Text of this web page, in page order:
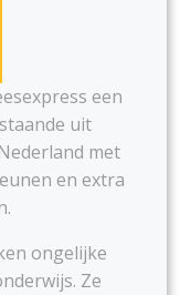
een
uit
met
en extra
ongelijke
Ze